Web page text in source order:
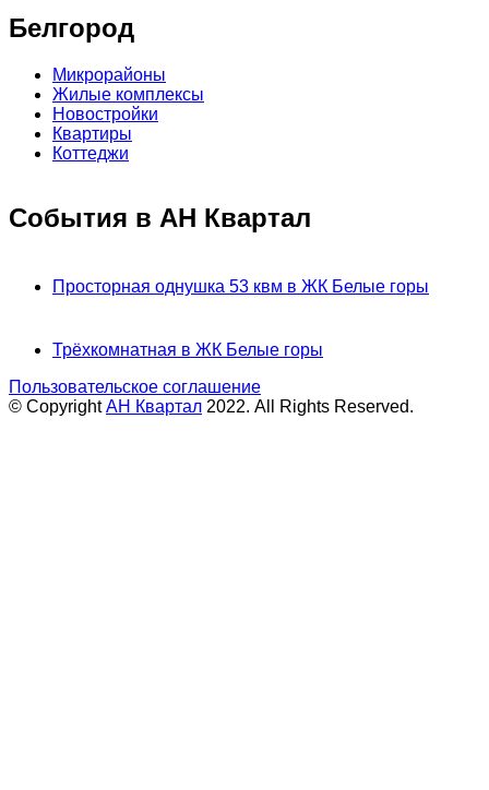
Белгород
Микрорайоны
Жилые комплексы
Новостройки
Квартиры
Коттеджи
События в АН Квартал
Просторная однушка 53 квм в ЖК Белые горы
Трёхкомнатная в ЖК Белые горы
Пользовательское соглашение
© CopyrightАН Квартал 2022. All Rights Reserved.